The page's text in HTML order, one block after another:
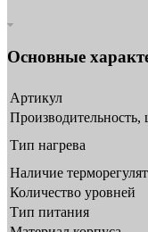
Основные
Артикул
Производительность,
Тип нагрева
Наличие
Количество уровней
Тип питания